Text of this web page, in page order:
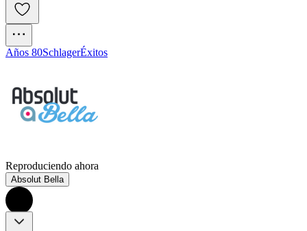
Años 80SchlagerÉxitos
Reproduciendo ahora
Absolut Bella